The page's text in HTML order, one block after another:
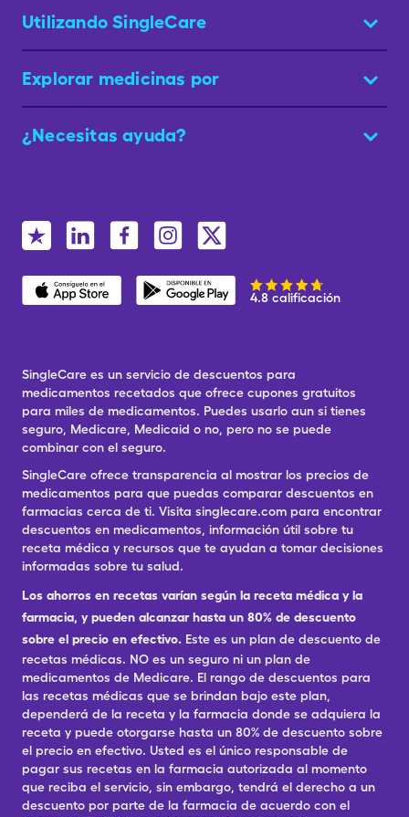
Utilizando SingleCare
Explorar medicinas por
¿Necesitas ayuda?
4.8 calificación
SingleCare es un servicio de descuentos para
medicamentos recetados que ofrece cupones gratuitos
para miles de medicamentos. Puedes usarlo aun si tienes
seguro, Medicare, Medicaid o no, pero no se puede
combinar con el seguro.
SingleCare ofrece transparencia al mostrar los precios de
medicamentos para que puedas comparar descuentos en
farmacias cerca de ti. Visita singlecare.com para encontrar
descuentos en medicamentos, información útil sobre tu
receta médica y recursos que te ayudan a tomar decisiones
informadas sobre tu salud.
Los ahorros en recetas varían según la receta médica y la
farmacia, y pueden alcanzar hasta un 80% de descuento
sobre el precio en efectivo. Este es un plan de descuento de
recetas médicas. NO es un seguro ni un plan de
medicamentos de Medicare. El rango de descuentos para
las recetas médicas que se brindan bajo este plan,
dependerá de la receta y la farmacia donde se adquiera la
receta y puede otorgarse hasta un 80% de descuento sobre
el precio en efectivo. Usted es el único responsable de
pagar sus recetas en la farmacia autorizada al momento
que reciba el servicio, sin embargo, tendrá el derecho a un
descuento por parte de la farmacia de acuerdo con el